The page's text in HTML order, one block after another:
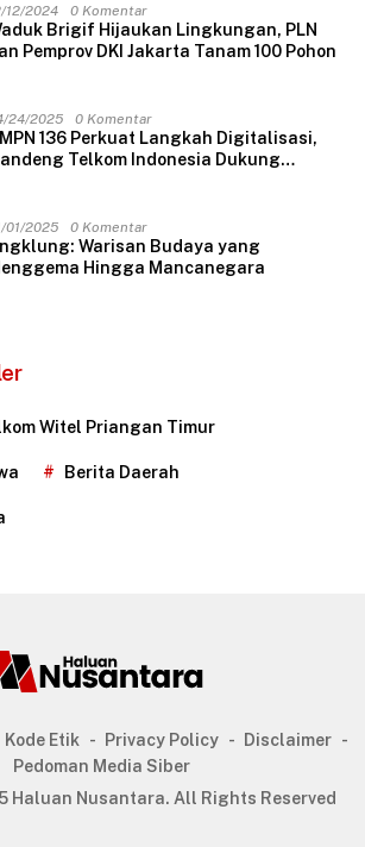
12/2024 0 Komentar
Brigif Hijaukan Lingkungan, PLN
Pemprov DKI Jakarta Tanam 100 Pohon
24/2025 0 Komentar
136 Perkuat Langkah Digitalisasi,
Telkom Indonesia Dukung
01/2025 0 Komentar
Warisan Budaya yang
Hingga Mancanegara
Witel Priangan Timur
Berita Daerah
Kode Etik Privacy Policy
Disclaimer
Pedoman Media Siber
Haluan Nusantara. All Rights Reserved